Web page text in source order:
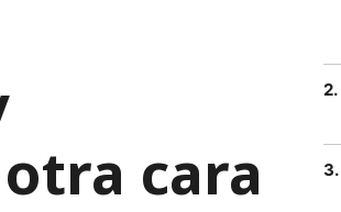
cara
2.
3.